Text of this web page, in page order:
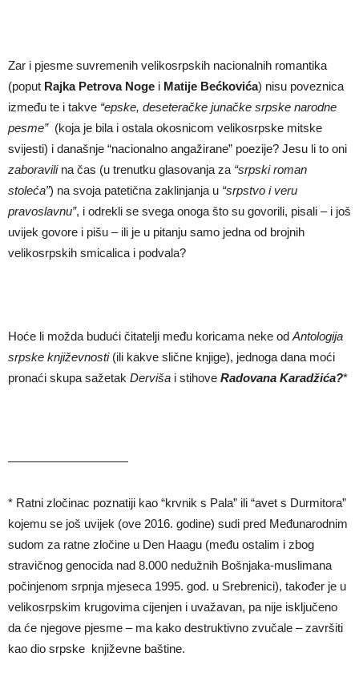
Zar i pjesme suvremenih velikosrpskih nacionalnih romantika
(poput Rajka Petrova Noge i Matije Bećkovića) nisu poveznica
između te i takve “epske, deseteračke junačke srpske narodne
pesme”(koja je bila i ostala okosnicom velikosrpske mitske
svijesti) i današnje “nacionalno angažirane” poezije? Jesu li to oni
zaboravilina čas (u trenutku glasovanja za “srpski roman
stoleća”) na svoja patetična zaklinjanja u “srpstvo i veru
pravoslavnu”, i odrekli se svega onoga što su govorili, pisali – i još
uvijek govore i pišu – ili je u pitanju samo jedna od brojnih
velikosrpskih smicalica i podvala?
Hoće li možda budući čitatelji među koricama neke od Antologija
srpske književnosti(ili kakve slične knjige), jednoga dana moći
pronaći skupa sažetak Derviša i stihove Radovana Karadžića?*
——————————
* Ratni zločinac poznatiji kao “krvnik s Pala” ili “avet s Durmitora”
kojemu se još uvijek (ove 2016. godine) sudi pred Međunarodnim
sudom za ratne zločine u Den Haagu (među ostalim i zbog
stravičnog genocida nad 8.000 nedužnih Bošnjaka-muslimana
počinjenom srpnja mjeseca 1995. god. u Srebrenici), također je u
velikosrpskim krugovima cijenjen i uvažavan, pa nije isključeno
da će njegove pjesme – ma kako destruktivno zvučale – završiti
kao dio srpske književne baštine.